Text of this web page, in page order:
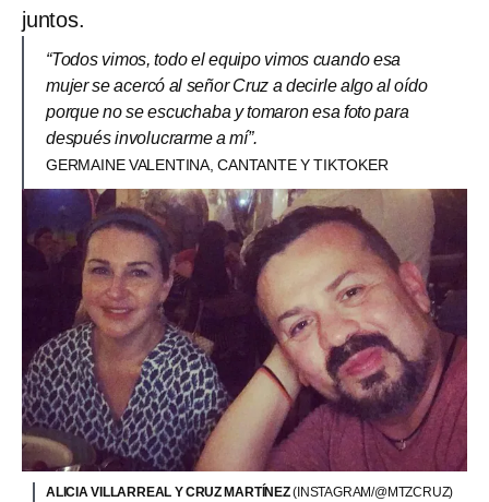
juntos.
“Todos vimos, todo el equipo vimos cuando esa
mujer se acercó al señor Cruz a decirle algo al oído
porque no se escuchaba y tomaron esa foto para
después involucrarme a mí”.
GERMAINE VALENTINA, CANTANTE Y TIKTOKER
ALICIA VILLARREAL Y CRUZ MARTÍNEZ(INSTAGRAM/@MTZCRUZ)